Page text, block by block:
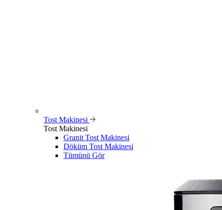
Tost Makinesi
Tost Makinesi
Granit Tost Makinesi
Döküm Tost Makinesi
Tümünü Gör